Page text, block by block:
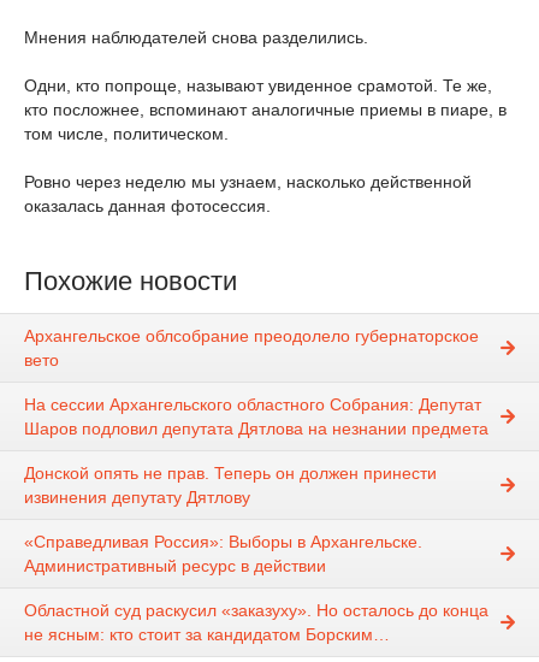
Мнения наблюдателей снова разделились.
Одни, кто попроще, называют увиденное срамотой. Те же,
кто посложнее, вспоминают аналогичные приемы в пиаре, в
том числе, политическом.
Ровно через неделю мы узнаем, насколько действенной
оказалась данная фотосессия.
Похожие новости
Архангельское облсобрание преодолело губернаторское
вето
На сессии Архангельского областного Собрания: Депутат
Шаров подловил депутата Дятлова на незнании предмета
Донской опять не прав. Теперь он должен принести
извинения депутату Дятлову
«Справедливая Россия»: Выборы в Архангельске.
Административный ресурс в действии
Областной суд раскусил «заказуху». Но осталось до конца
не ясным: кто стоит за кандидатом Борским…